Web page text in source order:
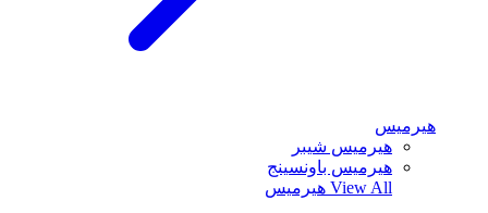
هيرميس
هيرميس شيبر
هيرميس باونسينج
View All هيرميس